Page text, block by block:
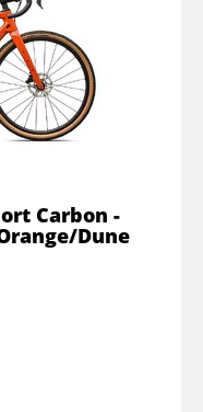
Carbon -
Dune